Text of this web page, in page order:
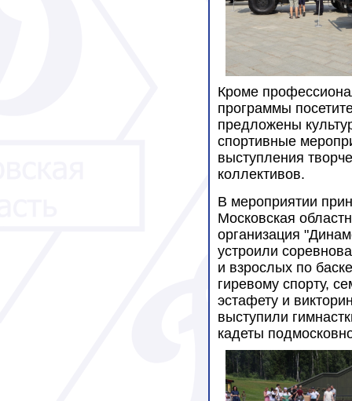
Кроме
программы
предложены
спортивные
выступления
коллективов.
В мероприятии
Московская
организация
устроили
и взрослых по
гиревому спорту,
эстафету и
выступили
кадеты